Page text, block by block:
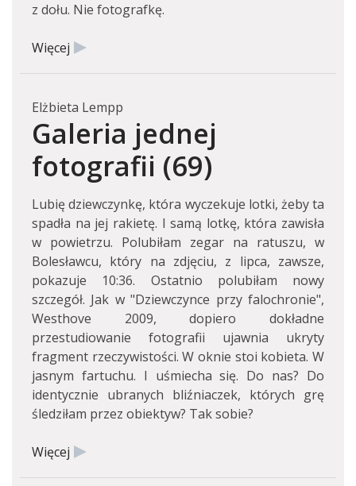
z dołu. Nie fotografkę.
Więcej
Elżbieta Lempp
Galeria jednej
fotografii (69)
Lubię dziewczynkę, która wyczekuje lotki, żeby ta
spadła na jej rakietę. I samą lotkę, która zawisła
w powietrzu. Polubiłam zegar na ratuszu, w
Bolesławcu, który na zdjęciu, z lipca, zawsze,
pokazuje 10:36. Ostatnio polubiłam nowy
szczegół. Jak w "Dziewczynce przy falochronie",
Westhove 2009, dopiero dokładne
przestudiowanie fotografii ujawnia ukryty
fragment rzeczywistości. W oknie stoi kobieta. W
jasnym fartuchu. I uśmiecha się. Do nas? Do
identycznie ubranych bliźniaczek, których grę
śledziłam przez obiektyw? Tak sobie?
Więcej